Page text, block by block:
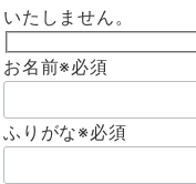
いたしません。
お名前※必須
ふりがな※必須